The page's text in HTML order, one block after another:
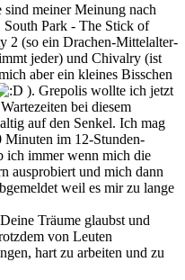
sind meiner Meinung nach
Park - The Stick of
2 (so ein Drachen-Mittelalter-
jeder) und Chivalry (ist
aber ein kleines Bisschen
). Grepolis wollte ich jetzt
bei diesem
auf den Senkel. Ich mag
Minuten im 12-Stunden-
ich immer wenn mich die
ausprobiert und mich dann
weil es mir zu lange
Träume glaubst und
von Leuten
hart zu arbeiten und zu